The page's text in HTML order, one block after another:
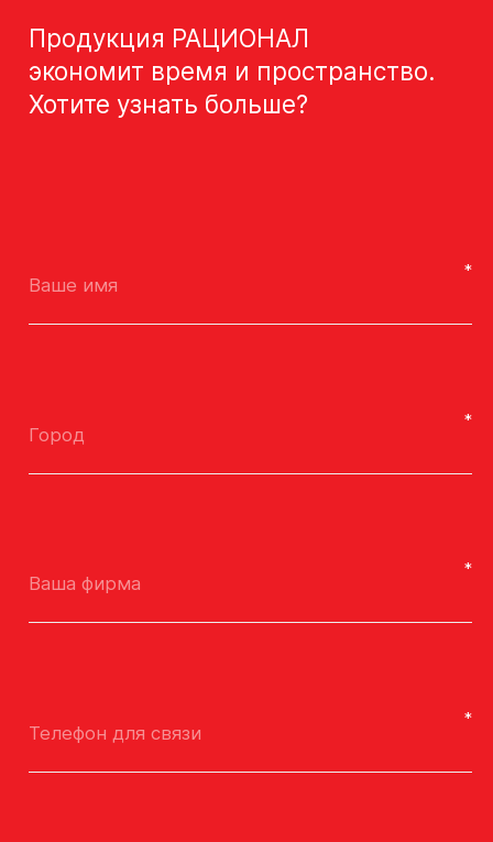
Продукция РАЦИОНАЛ
экономит время и пространство.
Хотите узнать больше?
Ваше имя
Город
Ваша фирма
Телефон для связи